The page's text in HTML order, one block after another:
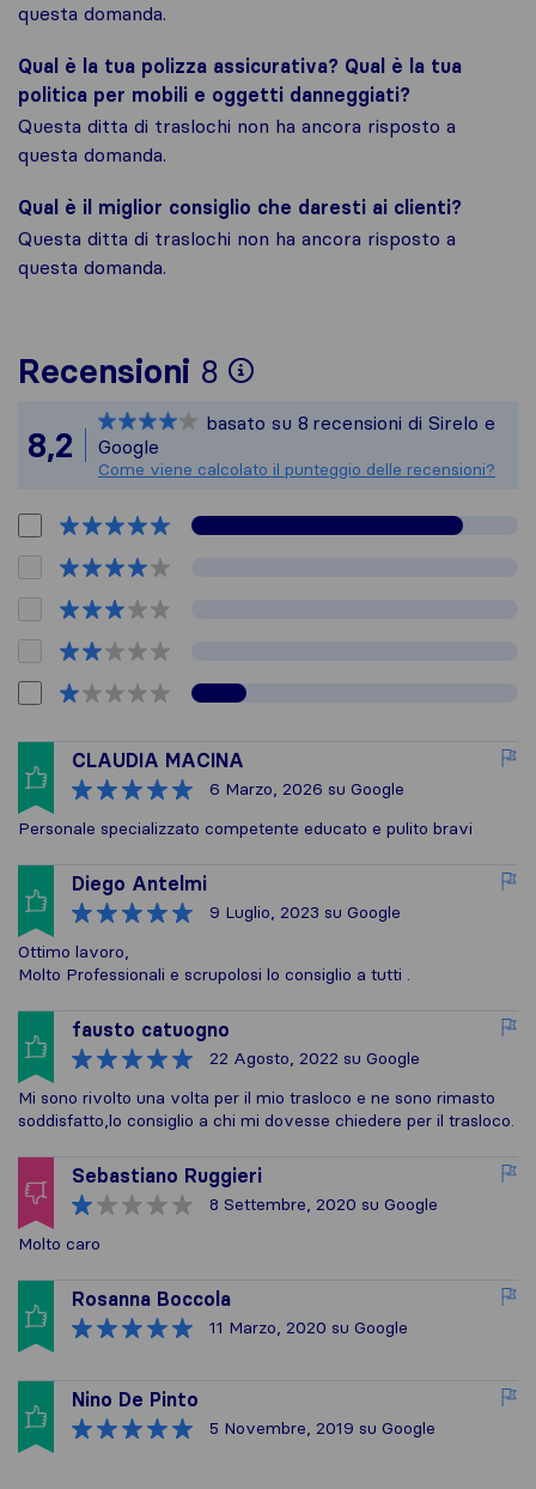
questa domanda.
Qual è la tua polizza assicurativa? Qual è la tua
politica per mobili e oggetti danneggiati?
Questa ditta di traslochi non ha ancora risposto a
questa domanda.
Qual è il miglior consiglio che daresti ai clienti?
Questa ditta di traslochi non ha ancora risposto a
questa domanda.
Recensioni 8
Per avere un
Tutte le recensioni
8,2
basato su 8 recensioni di Sirelo e
Google
Come viene calcolato il punteggio delle recensioni?
CLAUDIA MACINA
6 Marzo, 2026 su Google
Personale specializzato competente educato e pulito bravi
Diego Antelmi
9 Luglio, 2023 su Google
Ottimo lavoro,
Molto Professionali e scrupolosi lo consiglio a tutti .
fausto catuogno
22 Agosto, 2022 su Google
Mi sono rivolto una volta per il mio trasloco e ne sono rimasto
soddisfatto,lo consiglio a chi mi dovesse chiedere per il trasloco.
Sebastiano Ruggieri
8 Settembre, 2020 su Google
Molto caro
Rosanna Boccola
11 Marzo, 2020 su Google
Nino De Pinto
5 Novembre, 2019 su Google